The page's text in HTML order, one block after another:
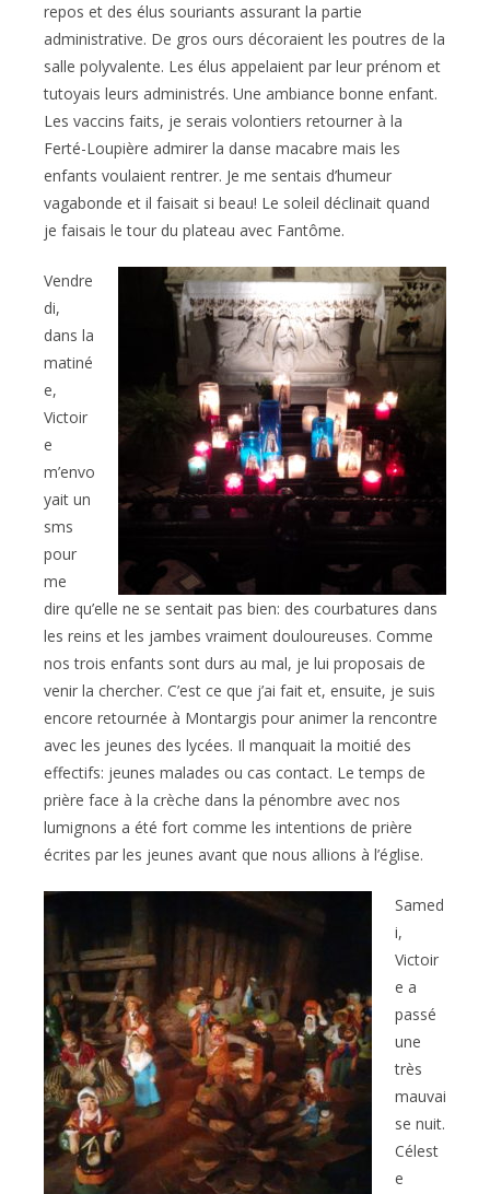
repos et des élus souriants assurant la partie
administrative. De gros ours décoraient les poutres de la
salle polyvalente. Les élus appelaient par leur prénom et
tutoyais leurs administrés. Une ambiance bonne enfant.
Les vaccins faits, je serais volontiers retourner à la
Ferté-Loupière admirer la danse macabre mais les
enfants voulaient rentrer. Je me sentais d’humeur
vagabonde et il faisait si beau! Le soleil déclinait quand
je faisais le tour du plateau avec Fantôme.
Vendre
di,
dans la
matiné
e,
Victoir
e
m’envo
yait un
sms
pour
me
dire qu’elle ne se sentait pas bien: des courbatures dans
les reins et les jambes vraiment douloureuses. Comme
nos trois enfants sont durs au mal, je lui proposais de
venir la chercher. C’est ce que j’ai fait et, ensuite, je suis
encore retournée à Montargis pour animer la rencontre
avec les jeunes des lycées. Il manquait la moitié des
effectifs: jeunes malades ou cas contact. Le temps de
prière face à la crèche dans la pénombre avec nos
lumignons a été fort comme les intentions de prière
écrites par les jeunes avant que nous allions à l’église.
Samed
i,
Victoir
e a
passé
une
très
mauvai
se nuit.
Célest
e